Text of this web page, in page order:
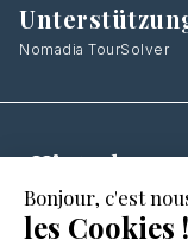
Nomadia TourSolver